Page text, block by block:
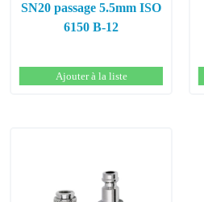
SN20 passage 5.5mm ISO
6150 B-12
Ajouter à la liste